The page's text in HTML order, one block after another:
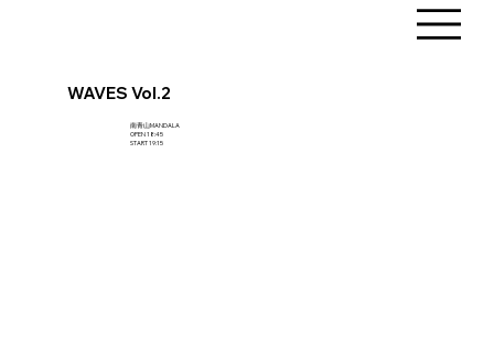
WAVES Vol.2
南青山MANDALA
OPEN 18:45
START 19:15